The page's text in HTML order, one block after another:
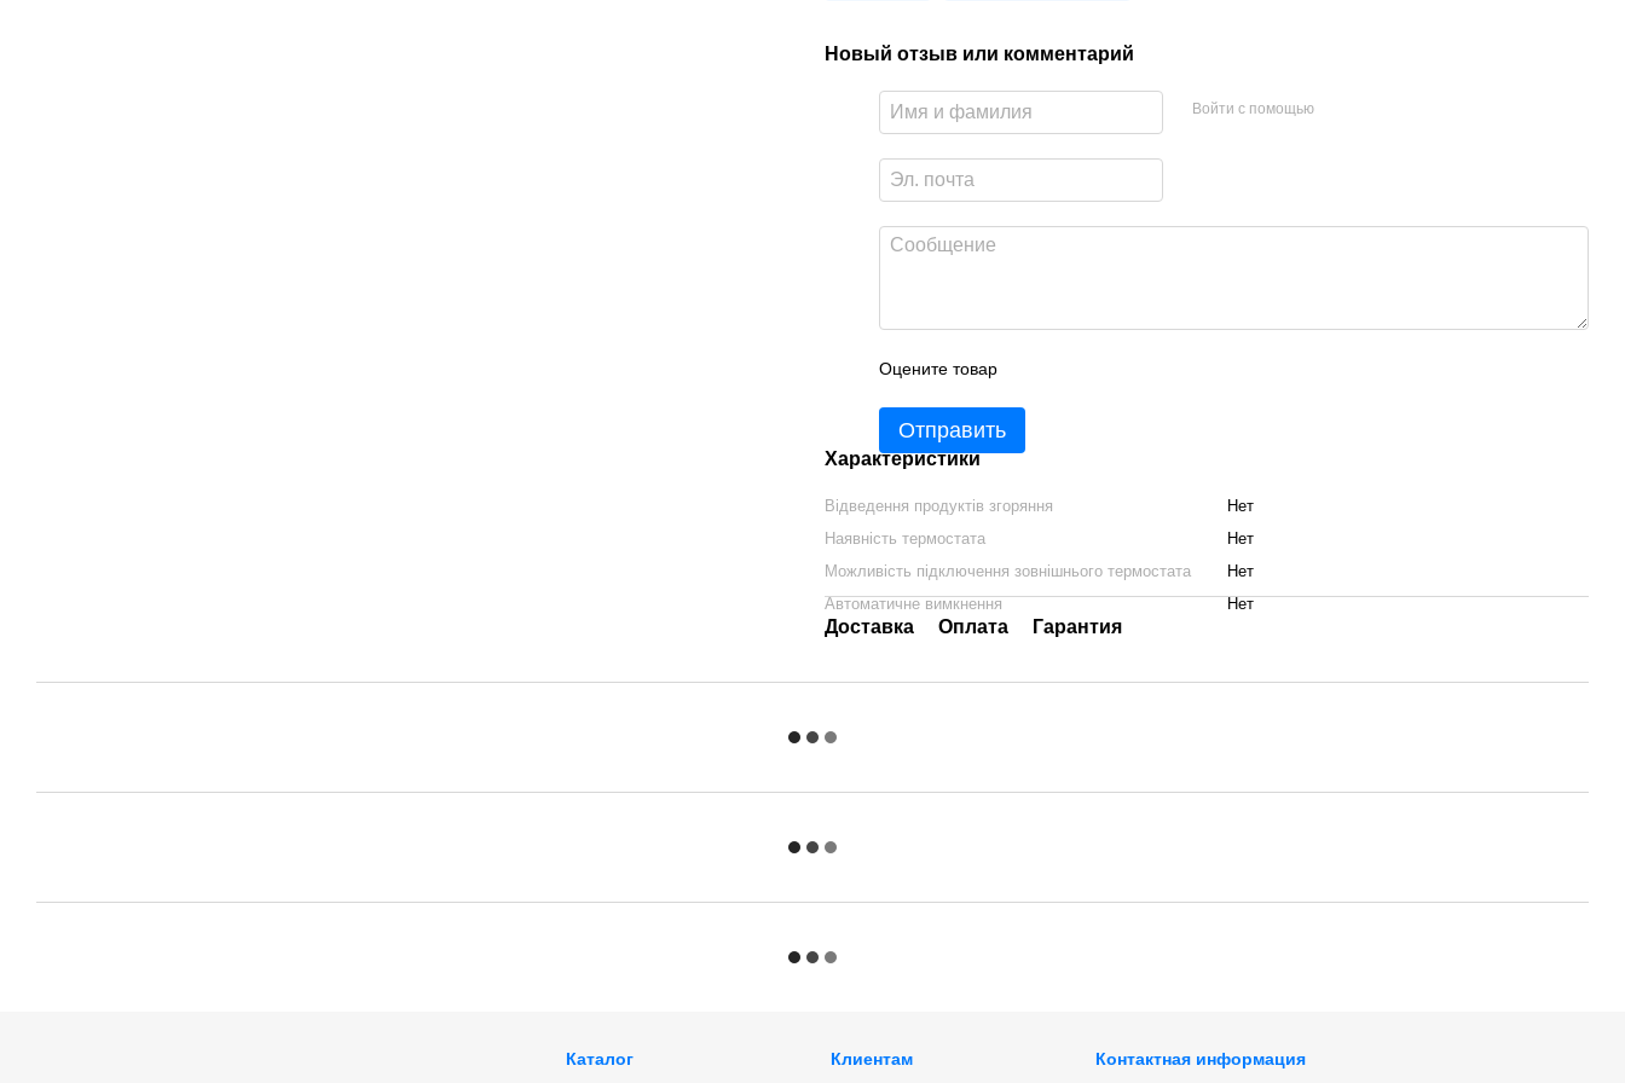
Новый отзыв или комментарий
Войти с помощью
Оцените товар
Отправить
Характеристики
Відведення продуктів згоряння
Нет
Наявність термостата
Нет
Можливість підключення зовнішнього термостата
Нет
Автоматичне вимкнення
Нет
Доставка Оплата Гарантия
Каталог Клиентам Контактная информация